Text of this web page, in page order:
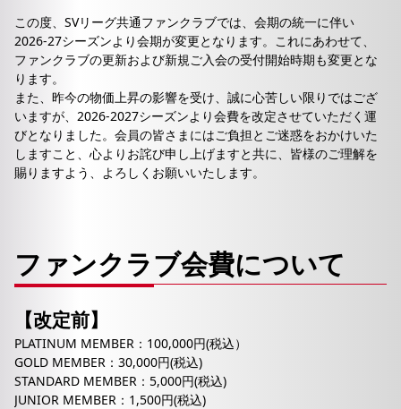
この度、SVリーグ共通ファンクラブでは、会期の統一に伴い
2026-27シーズンより会期が変更となります。これにあわせて、
ファンクラブの更新および新規ご入会の受付開始時期も変更とな
ります。
また、昨今の物価上昇の影響を受け、誠に心苦しい限りではござ
いますが、2026-2027シーズンより会費を改定させていただく運
びとなりました。会員の皆さまにはご負担とご迷惑をおかけいた
しますこと、心よりお詫び申し上げますと共に、皆様のご理解を
賜りますよう、よろしくお願いいたします。
ファンクラブ会費について
【改定前】
PLATINUM MEMBER：100,000円(税込）
GOLD MEMBER：30,000円(税込)
STANDARD MEMBER：5,000円(税込)
JUNIOR MEMBER：1,500円(税込)